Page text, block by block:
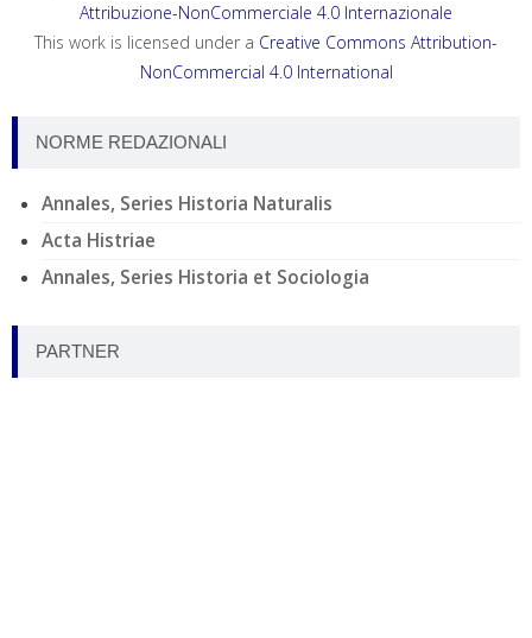
Attribuzione-NonCommerciale 4.0 Internazionale
This work is licensed under a Creative Commons Attribution-
NonCommercial 4.0 International
NORME REDAZIONALI
Annales, Series Historia Naturalis
Acta Histriae
Annales, Series Historia et Sociologia
PARTNER